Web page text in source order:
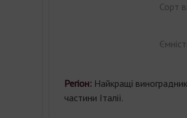
Сорт
Регіон:Найкращі
частини Італії.